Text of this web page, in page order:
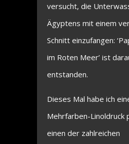
versucht, die
Ägyptens mit einem
Schnitt einzufangen:
im Roten Meer’ ist
entstanden.
Dieses Mal habe ich
Mehrfarben-Linoldruck
einen der zahlreichen